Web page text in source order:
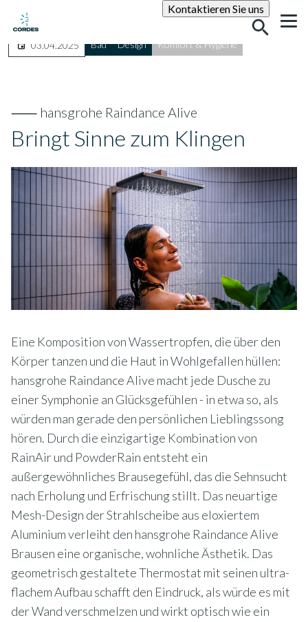
Kontaktieren Sie unsSuche
03.04.2025 Bad Design Komfort & Hygiene
⸺ hansgrohe Raindance Alive
Bringt Sinne zum Klingen
Eine Komposition von Wassertropfen, die über den
Körper tanzen und die Haut in Wohlgefallen hüllen:
hansgrohe Raindance Alive macht jede Dusche zu
einer Symphonie an Glücksgefühlen - in etwa so, als
würden man gerade den persönlichen Lieblingssong
hören. Durch die einzigartige Kombination von
RainAir und PowderRain entsteht ein
außergewöhnliches Brausegefühl, das die Sehnsucht
nach Erholung und Erfrischung stillt. Das neuartige
Mesh-Design der Strahlscheibe aus eloxiertem
Aluminium verleiht den hansgrohe Raindance Alive
Brausen eine organische, wohnliche Ästhetik. Das
geometrisch gestaltete Thermostat mit seinen ultra-
flachem Aufbau schafft den Eindruck, als würde es mit
der Wand verschmelzen und wirkt optisch wie ein